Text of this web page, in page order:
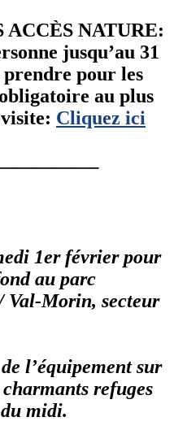
NATURE:
jusqu’au 31
prendre pour les
au plus
Cliquez ici
1er février pour
au parc
Val-Morin, secteur
l’équipement sur
refuges
midi.